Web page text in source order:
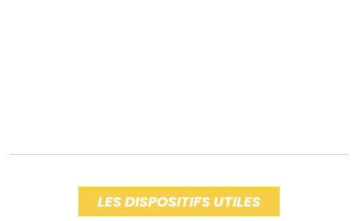
LES DISPOSITIFS UTILES